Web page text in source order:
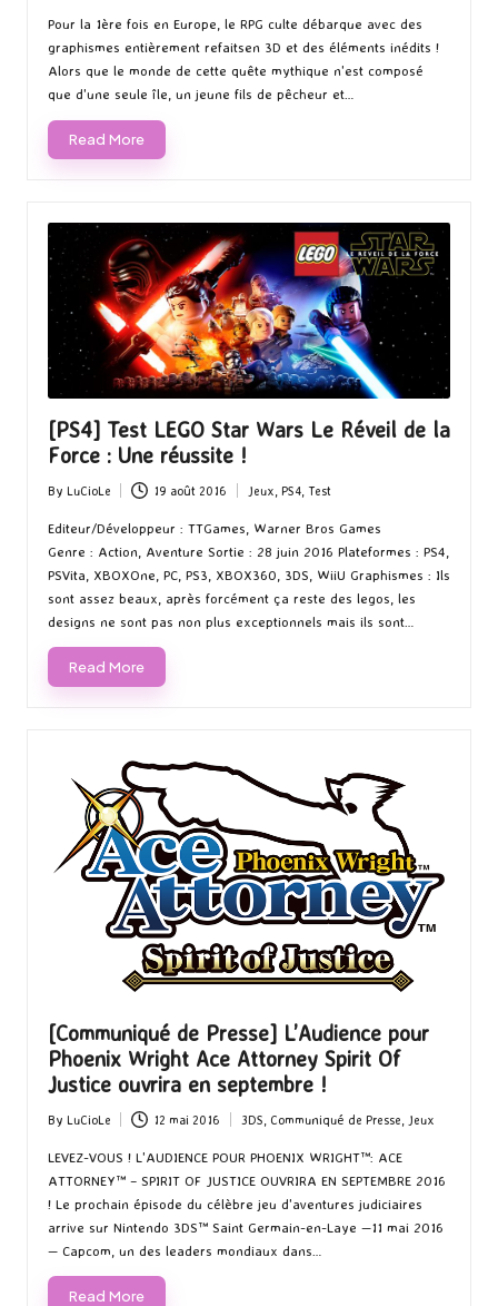
Pour la 1ère fois en Europe, le RPG culte débarque avec des
graphismes entièrement refaitsen 3D et des éléments inédits !
Alors que le monde de cette quête mythique n'est composé
que d'une seule île, un jeune fils de pêcheur et…
Read More
[PS4] Test LEGO Star Wars Le Réveil de la
Force : Une réussite !
Posted
by
By LuCioLe 19 août 2016
Posted
in
Jeux PS4, Test
Editeur/Développeur : TTGames, Warner Bros Games
Genre : Action, Aventure Sortie : 28 juin 2016 Plateformes : PS4,
PSVita, XBOXOne, PC, PS3, XBOX360, 3DS, WiiU Graphismes : Ils
sont assez beaux, après forcément ça reste des legos, les
designs ne sont pas non plus exceptionnels mais ils sont…
Read More
[Communiqué de Presse] L’Audience pour
Phoenix Wright Ace Attorney Spirit Of
Justice ouvrira en septembre !
Posted
by
By LuCioLe 12 mai 2016
Posted
in
3DS, Communiqué de Presse, Jeux
LEVEZ-VOUS ! L'AUDIENCE POUR PHOENIX WRIGHT™: ACE
ATTORNEY™ – SPIRIT OF JUSTICE OUVRIRA EN SEPTEMBRE 2016
! Le prochain épisode du célèbre jeu d'aventures judiciaires
arrive sur Nintendo 3DS™ Saint Germain-en-Laye —11 mai 2016
— Capcom, un des leaders mondiaux dans…
Read More